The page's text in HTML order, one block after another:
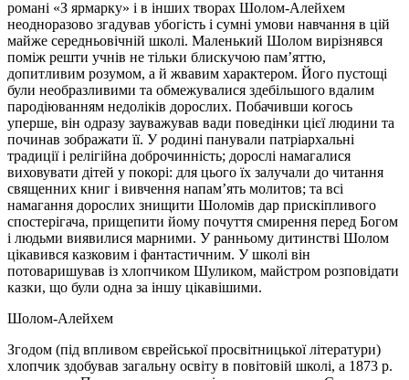
романі «З ярмарку» і в інших творах Шолом-Алейхем
неодноразово згадував убогість і сумні умови навчання в цій
майже середньовічній школі. Маленький Шолом вирізнявся
поміж решти учнів не тільки блискучою пам’яттю,
допитливим розумом, а й жвавим характером. Його пустощі
були необразливими та обмежувалися здебільшого вдалим
пародіюванням недоліків дорослих. Побачивши когось
уперше, він одразу зауважував вади поведінки цієї людини та
починав зображати її. У родині панували патріархальні
традиції і релігійна доброчинність; дорослі намагалися
виховувати дітей у покорі: для цього їх залучали до читання
священних книг і вивчення напам’ять молитов; та всі
намагання дорослих знищити Шоломів дар прискіпливого
спостерігача, прищепити йому почуття смирення перед Богом
і людьми виявилися марними. У ранньому дитинстві Шолом
цікавився казковим і фантастичним. У школі він
потоваришував із хлопчиком Шуликом, майстром розповідати
казки, що були одна за іншу цікавішими.
Шолом-Алейхем
Згодом (під впливом єврейської просвітницької літератури)
хлопчик здобував загальну освіту в повітовій школі, а 1873 р.